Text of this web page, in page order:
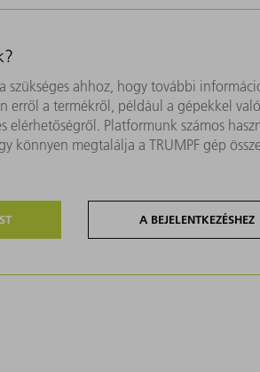
szükséges ahhoz, hogy további
erről a termékről, például a gépekkel való
elérhetőségről. Platformunk számos
könnyen megtalálja a TRUMPF gép
A BEJELENTKEZÉSHEZ